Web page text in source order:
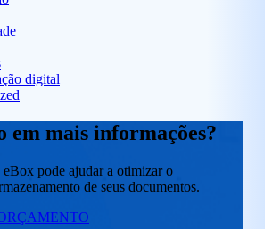
digital
em mais informações?
pode ajudar a otimizar o
de seus documentos.